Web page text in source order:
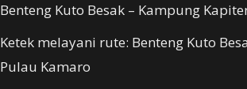
Benteng Kuto Besak – Kampung
Ketek melayani rute: Benteng Kuto
Pulau Kamaro